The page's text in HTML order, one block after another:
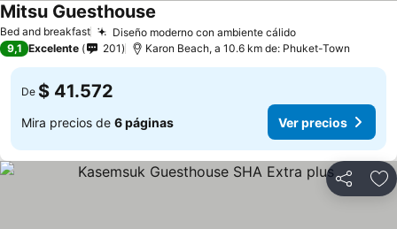
Bed and breakfast Diseño moderno con ambiente cálido
Mitsu Guesthouse
9,1 Excelente 201 Karon Beach, a 10.6 km de: Phuket-Town
De $ 41.572
Mira precios de 6 páginas Ver precios
Compartir